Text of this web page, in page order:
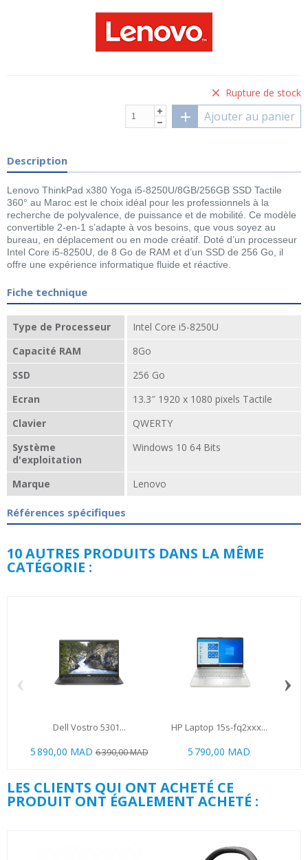
Rupture de stock
Ajouter au panier
Description
Lenovo ThinkPad x380 Yoga i5-8250U/8GB/256GB SSD Tactile
360° au Maroc est le choix idéal pour les professionnels à la
recherche de polyvalence, de puissance et de mobilité. Ce modèle
convertible 2-en-1 s’adapte à vos besoins, que vous soyez au
bureau, en déplacement ou en mode créatif. Doté d’un processeur
Intel Core i5-8250U, de 8 Go de RAM et d’un SSD de 256 Go, il
offre une expérience informatique fluide et réactive.
Fiche technique
Type de Processeur
Intel Core i5-8250U
Capacité RAM
8Go
SSD
256 Go
Ecran
13.3″ 1920 x 1080 pixels Tactile
Clavier
QWERTY
Système
d'exploitation
Windows 10 64 Bits
Marque Lenovo
Références spécifiques
10 AUTRES PRODUITS DANS LA MÊME
CATÉGORIE :
Dell Vostro 5301...
5 890,00 MAD 6 390,00 MAD
HP Laptop 15s-fq2xxx...
5 790,00 MAD
‹ ›
LES CLIENTS QUI ONT ACHETÉ CE
PRODUIT ONT ÉGALEMENT ACHETÉ :